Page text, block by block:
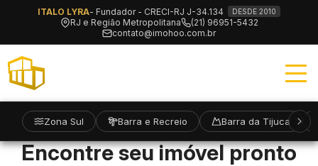
ITALO LYRA- Fundador - CRECI-RJ J-34.134 DESDE 2010
RJ e Região Metropolitana
(21) 96951-5432
contato@imohoo.com.br
Zona Sul Barra e Recreio Barra da Tijuca
Encontre seu imóvel pronto